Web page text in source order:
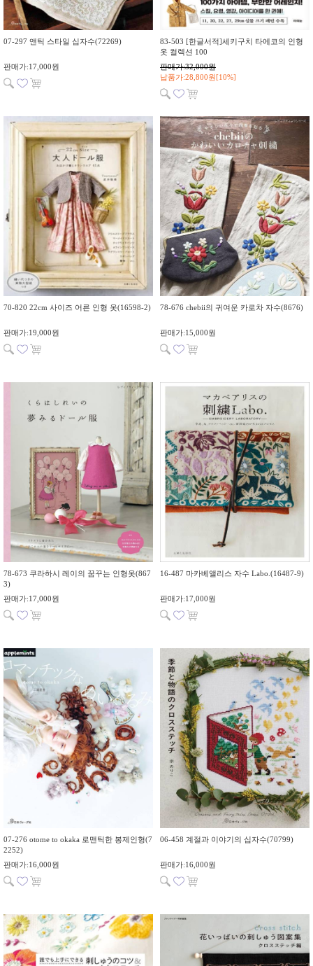
07-297 앤틱 스타일 십자수(72269)
판매가:17,000원
83-503 [한글서적]세키구치 타에코의 인형
옷 컬렉션 100
판매가:32,000원
납품가:28,800원[10%]
70-820 22cm 사이즈 어른 인형 옷(16598-2)
판매가:19,000원
78-676 chebii의 귀여운 카로차 자수(8676)
판매가:15,000원
78-673 쿠라하시 레이의 꿈꾸는 인형옷(867
3)
판매가:17,000원
16-487 마카베앨리스 자수 Labo.(16487-9)
판매가:17,000원
07-276 otome to okaka 로맨틱한 봉제인형(7
2252)
판매가:16,000원
06-458 계절과 이야기의 십자수(70799)
판매가:16,000원